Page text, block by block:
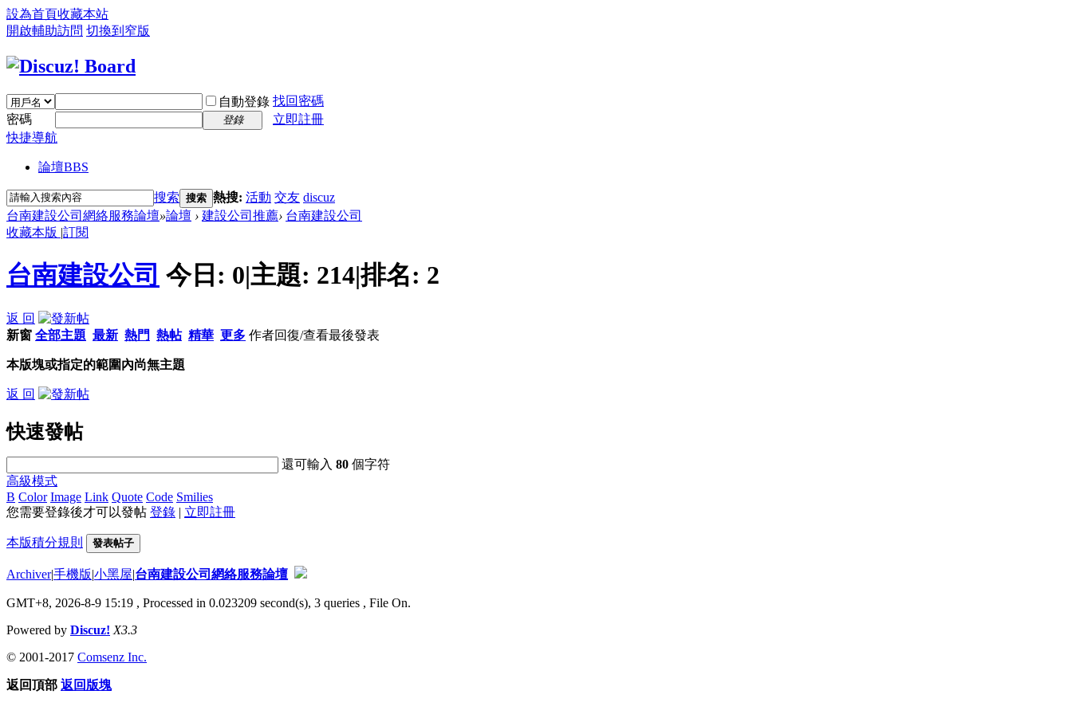
設為首頁收藏本站
開啟輔助訪問 切換到窄版
自動登錄 找回密碼
密碼
登錄
立即註冊
快捷導航
論壇BBS
搜索 搜索 熱搜: 活動 交友 discuz
台南建設公司網絡服務論壇»論壇 › 建設公司推薦› 台南建設公司
收藏本版 |訂閱
台南建設公司 今日: 0|主題: 214|排名: 2
返 回
新窗 全部主題 最新 熱門 熱帖 精華 更多 作者回復/查看最後發表
本版塊或指定的範圍內尚無主題
返 回
快速發帖
還可輸入80 個字符
高級模式
B Color Image Link Quote Code Smilies
您需要登錄後才可以發帖 登錄 | 立即註冊
本版積分規則 發表帖子
Archiver|手機版|小黑屋|台南建設公司網絡服務論壇
GMT+8, 2026-8-9 15:19 , Processed in 0.023209 second(s), 3 queries , File On.
Powered by Discuz! X3.3
© 2001-2017 Comsenz Inc.
返回頂部 返回版塊